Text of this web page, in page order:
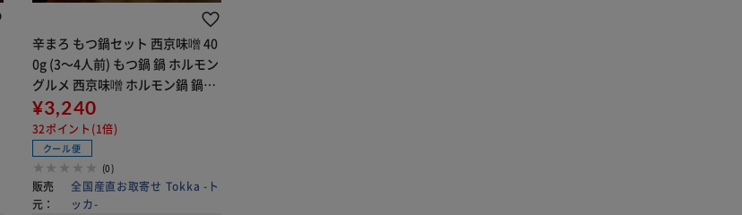
辛まろ もつ鍋セット 西京味噌 40
0g (3～4人前) もつ鍋 鍋 ホルモン
グルメ 西京味噌 ホルモン鍋 鍋セ
ット【代引き不可】
¥3,240
32ポイント(1倍)
クール便
(0)
販売
元：
全国産直お取寄せ Tokka -ト
ッカ-